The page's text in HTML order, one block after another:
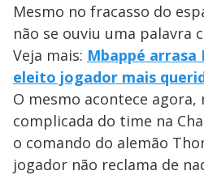
Mesmo no fracasso do
não se ouviu uma palavra
Veja mais: Mbappé arrasa
eleito jogador mais
O mesmo acontece agora,
complicada do time na
o comando do alemão
jogador não reclama de